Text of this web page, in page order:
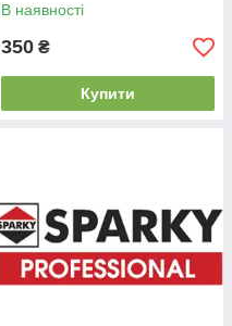
В наявності
350 ₴
Купити